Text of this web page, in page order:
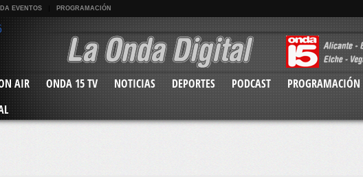
EVENTOS PROGRAMACIÓN
AIR ONDA 15 TV NOTICIAS DEPORTES PODCAST PROGRAMACIÓN